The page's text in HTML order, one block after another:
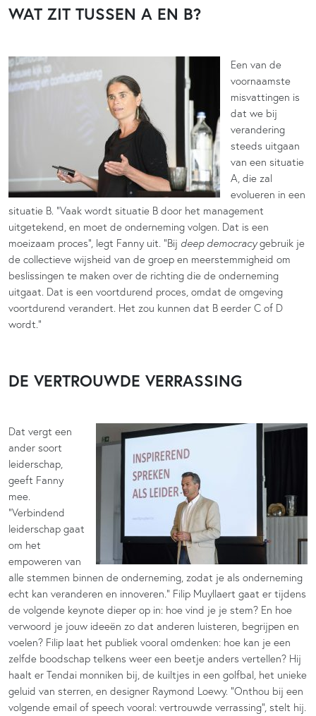
WAT ZIT TUSSEN A EN B?
Een van de
voornaamste
misvattingen is
dat we bij
verandering
steeds uitgaan
van een situatie
A, die zal
evolueren in een
situatie B. “Vaak wordt situatie B door het management
uitgetekend, en moet de onderneming volgen. Dat is een
moeizaam proces”, legt Fanny uit. “Bij deep democracygebruik je
de collectieve wijsheid van de groep en meerstemmigheid om
beslissingen te maken over de richting die de onderneming
uitgaat. Dat is een voortdurend proces, omdat de omgeving
voortdurend verandert. Het zou kunnen dat B eerder C of D
wordt.”
DE VERTROUWDE VERRASSING
Dat vergt een
ander soort
leiderschap,
geeft Fanny
mee.
“Verbindend
leiderschap gaat
om het
empoweren van
alle stemmen binnen de onderneming, zodat je als onderneming
echt kan veranderen en innoveren.” Filip Muyllaert gaat er tijdens
de volgende keynote dieper op in: hoe vind je je stem? En hoe
verwoord je jouw ideeën zo dat anderen luisteren, begrijpen en
voelen? Filip laat het publiek vooral omdenken: hoe kan je een
zelfde boodschap telkens weer een beetje anders vertellen? Hij
haalt er Tendai monniken bij, de kuiltjes in een golfbal, het unieke
geluid van sterren, en designer Raymond Loewy. “Onthou bij een
volgende email of speech vooral: vertrouwde verrassing”, stelt hij.